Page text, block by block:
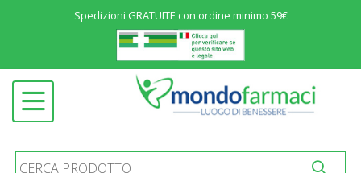
Menu
SALUTE E BENESSERE Open submenu
COSMETICA
Open submenu
Spedizioni GRATUITE con ordine minimo 59€